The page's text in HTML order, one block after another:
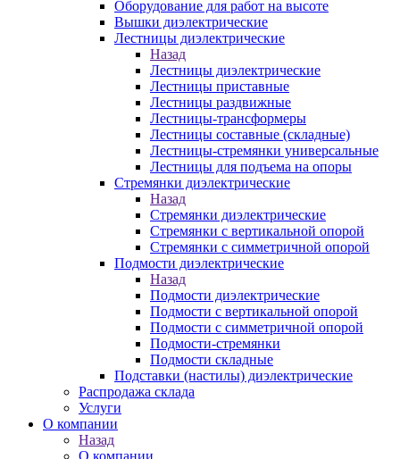
Оборудование для работ на высоте
Вышки диэлектрические
Лестницы диэлектрические
Назад
Лестницы диэлектрические
Лестницы приставные
Лестницы раздвижные
Лестницы-трансформеры
Лестницы составные (складные)
Лестницы-стремянки универсальные
Лестницы для подъема на опоры
Стремянки диэлектрические
Назад
Стремянки диэлектрические
Стремянки с вертикальной опорой
Стремянки с симметричной опорой
Подмости диэлектрические
Назад
Подмости диэлектрические
Подмости с вертикальной опорой
Подмости с симметричной опорой
Подмости-стремянки
Подмости складные
Подставки (настилы) диэлектрические
Распродажа склада
Услуги
О компании
Назад
О компании